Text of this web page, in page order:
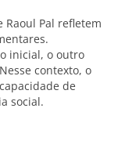
Raoul Pal refletem
inicial, o outro
contexto, o
de
social.